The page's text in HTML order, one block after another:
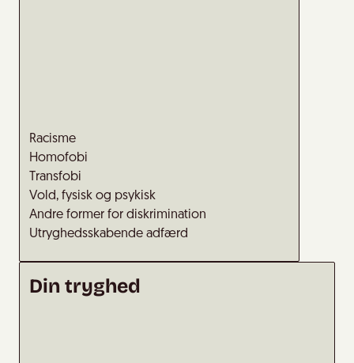
Racisme
Homofobi
Transfobi
Vold, fysisk og psykisk
Andre former for diskrimination
Utryghedsskabende adfærd
Din tryghed